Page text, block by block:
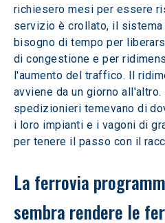
richiesero mesi per essere
servizio è crollato, il sistema
bisogno di tempo per
di congestione e per
l'aumento del traffico. Il
avviene da un giorno
spedizionieri temevano di
i loro impianti e i vagoni di
per tenere il passo con il
La ferrovia
sembra rendere le